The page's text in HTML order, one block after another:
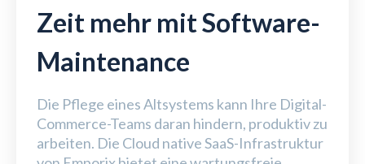
Zeit mehr mit Software-
Maintenance
Die Pflege eines Altsystems kann Ihre Digital-
Commerce-Teams daran hindern, produktiv zu
arbeiten. Die Cloud native SaaS-Infrastruktur